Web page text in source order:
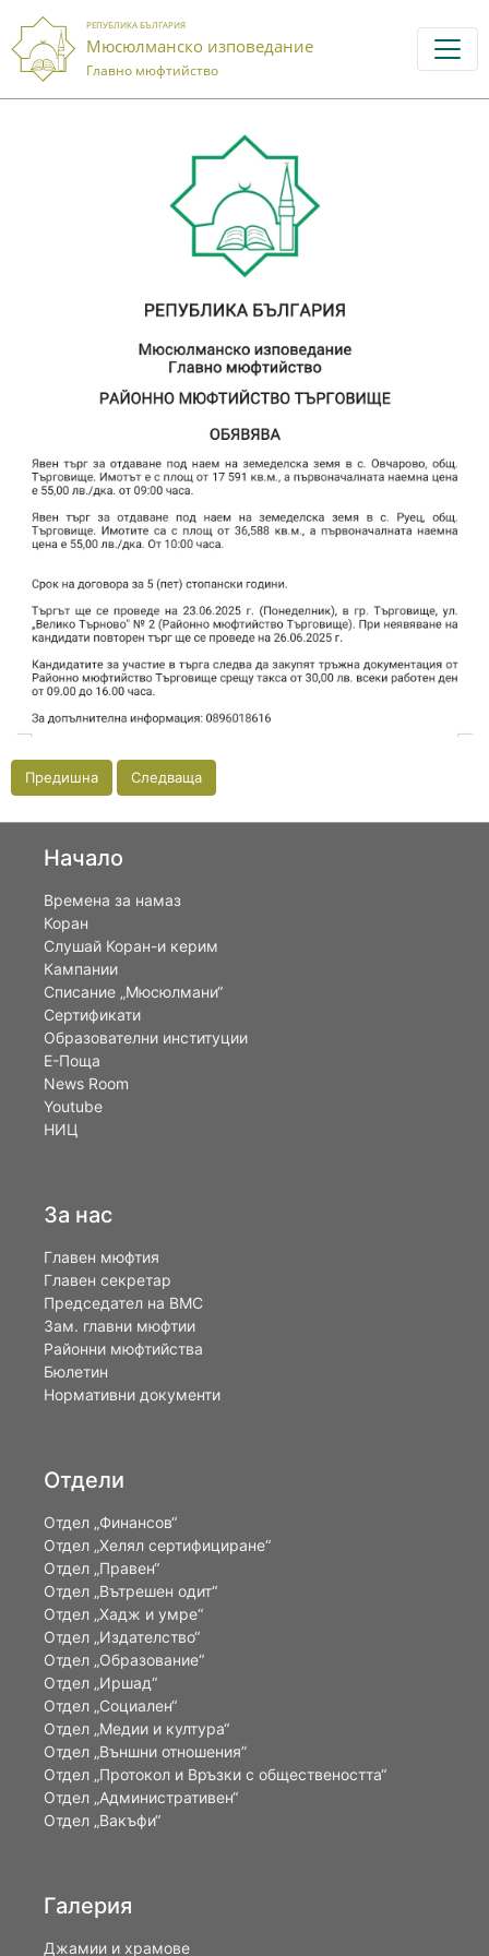
РЕПУБЛИКА БЪЛГАРИЯ
Мюсюлманско изповедание
Главно мюфтийство
Предишна Следваща
Начало
Времена за намаз
Коран
Слушай Коран-и керим
Кампании
Списание „Мюсюлмани“
Сертификати
Образователни институции
Е-Поща
News Room
Youtube
НИЦ
За нас
Главен мюфтия
Главен секретар
Председател на ВМС
Зам. главни мюфтии
Районни мюфтийства
Бюлетин
Нормативни документи
Отдели
Отдел „Финансов“
Отдел „Хелял сертифициране“
Отдел „Правен“
Отдел „Вътрешен одит“
Отдел „Хадж и умре“
Отдел „Издателство“
Отдел „Образование“
Отдел „Иршад“
Отдел „Социален“
Отдел „Медии и култура“
Отдел „Външни отношения”
Oтдел „Протокол и Връзки с обществеността“
Отдел „Административен“
Отдел „Вакъфи“
Галерия
Джамии и храмове